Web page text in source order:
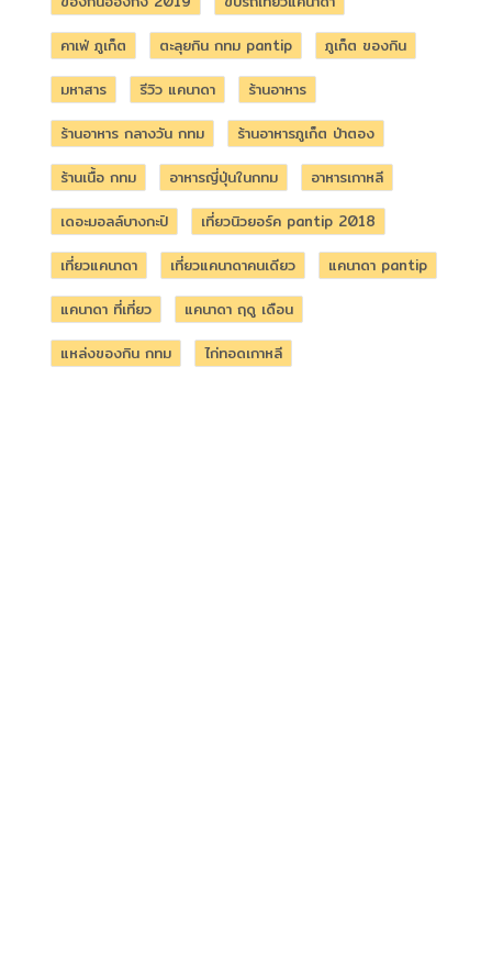
คาเฟ่ ภูเก็ต
ตะลุยกิน กทม pantip
ภูเก็ต ของกิน
มหาสาร
รีวิว แคนาดา
ร้านอาหาร
ร้านอาหาร กลางวัน กทม
ร้านอาหารภูเก็ต ป่าตอง
ร้านเนื้อ กทม
อาหารญี่ปุ่นในกทม
อาหารเกาหลี
เดอะมอลล์บางกะปิ
เที่ยวนิวยอร์ค pantip 2018
เที่ยวแคนาดา
เที่ยวแคนาดาคนเดียว
แคนาดา pantip
แคนาดา ที่เที่ยว
แคนาดา ฤดู เดือน
แหล่งของกิน กทม
ไก่ทอดเกาหลี